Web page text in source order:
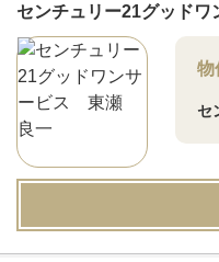
センチュリー21グッドワ
物
セ